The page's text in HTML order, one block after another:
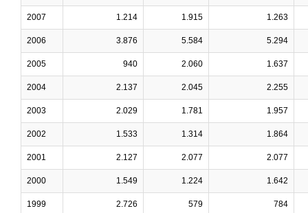
2007 1.214 1.915 1.263
2006 3.876 5.584 5.294
2005 940 2.060 1.637
2004 2.137 2.045 2.255
2003 2.029 1.781 1.957
2002 1.533 1.314 1.864
2001 2.127 2.077 2.077
2000 1.549 1.224 1.642
1999 2.726 579 784